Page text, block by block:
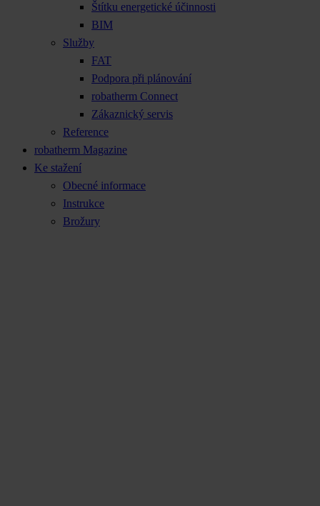
Štítku energetické účinnosti
BIM
Služby
FAT
Podpora při plánování
robatherm Connect
Zákaznický servis
Reference
robatherm Magazine
Ke stažení
Obecné informace
Instrukce
Brožury